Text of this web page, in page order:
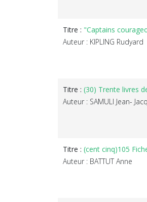
Titre : "Captains
Auteur : KIPLING Rudyard
Titre : (30) Trente livres
Auteur : SAMULI Jean-
Titre : (cent cinq)105
Auteur : BATTUT Anne